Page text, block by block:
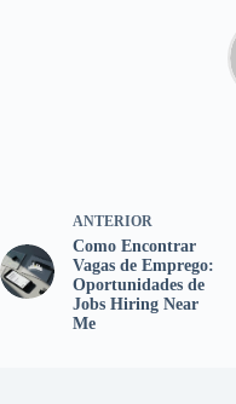
ANTERIOR
Como Encontrar
Vagas de Emprego:
Oportunidades de
Jobs Hiring Near
Me